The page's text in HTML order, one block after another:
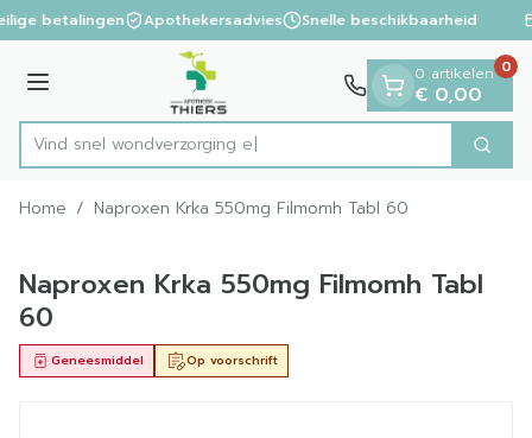
Ga naar de inhoud
1 van 1
betalingen Apothekersadvies Snelle beschikbaarheid
Menu
Product, merk, categorie...
Vind snel wondver Zoek
0 artikelen
€ 0,00
0
Home / Naproxen Krka 550mg Filmomh Tabl 60
Naproxen Krka 550mg Filmomh Tabl
60
Op voorschrift
Geneesmiddel